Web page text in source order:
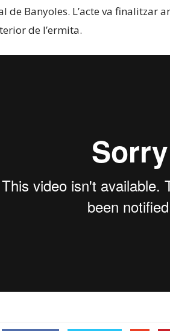
de Banyoles. L’acte va finalitzar
de l’ermita.